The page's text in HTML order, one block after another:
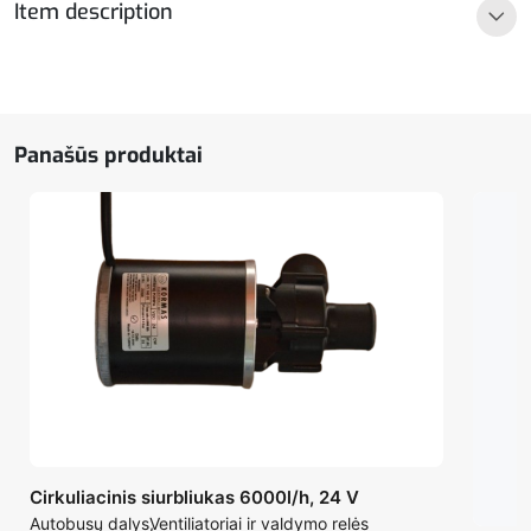
Item description
Panašūs produktai
Cirkuliacinis siurbliukas 6000l/h, 24 V
Autobusų dalysVentiliatoriai ir valdymo relės